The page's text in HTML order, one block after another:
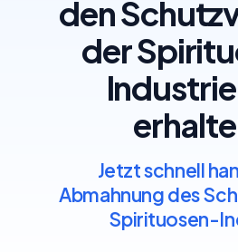
den
der
Jetzt schnell
Abmahnung des
Spirituosen-